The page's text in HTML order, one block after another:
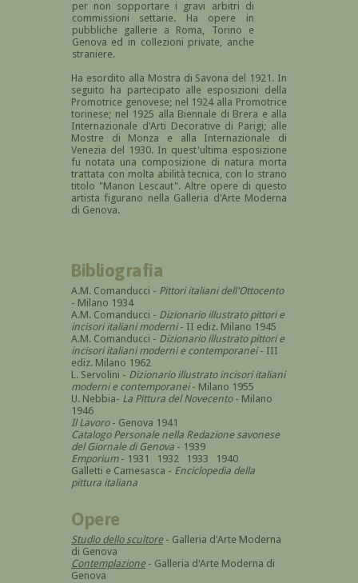
per non sopportare i gravi arbitri di
commissioni settarie. Ha opere in
pubbliche gallerie a Roma, Torino e
Genova ed in collezioni private, anche
straniere.
Ha esordito alla Mostra di Savona del 1921. In
seguito ha partecipato alle esposizioni della
Promotrice genovese; nel 1924 alla Promotrice
torinese; nel 1925 alla Biennale di Brera e alla
Internazionale d'Arti Decorative di Parigi; alle
Mostre di Monza e alla Internazionale di
Venezia del 1930. In quest'ultima esposizione
fu notata una composizione di natura morta
trattata con molta abilità tecnica, con lo strano
titolo "Manon Lescaut". Altre opere di questo
artista figurano nella Galleria d'Arte Moderna
di Genova.
Bibliografia
A.M. Comanducci - Pittori italiani dell'Ottocento
- Milano 1934
A.M. Comanducci - Dizionario illustrato pittori e
incisori italiani moderni- II ediz. Milano 1945
A.M. Comanducci - Dizionario illustrato pittori e
incisori italiani moderni e contemporanei- III
ediz. Milano 1962
L. Servolini - Dizionario illustrato incisori italiani
moderni e contemporanei- Milano 1955
U. Nebbia- La Pittura del Novecento- Milano
1946
Il Lavoro- Genova 1941
Catalogo Personale nella Redazione savonese
del Giornale di Genova - 1939
Emporium- 1931 1932 1933 1940
Galletti e Camesasca - Enciclopedia della
pittura italiana
Opere
Studio dello scultore - Galleria d'Arte Moderna
di Genova
Contemplazione - Galleria d'Arte Moderna di
Genova